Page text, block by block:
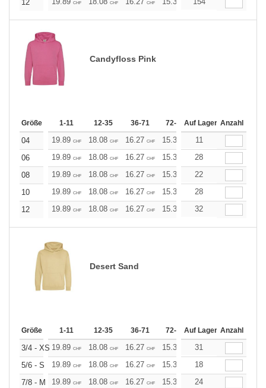
12
CHF CHF CHF
Candyfloss Pink
Größe 1-11 12-35 36-71 72-143 144-287 288 +
Auf Lager Anzahl
04 19.89 CHF 18.08 CHF 16.27 CHF 15.37 14.46
11
06
19.89 CHF 18.08 CHF 16.27 CHF 15.37 14.46
28
08
19.89 CHF 18.08 CHF 16.27 CHF 15.37 14.46
22
10
19.89 CHF 18.08 CHF 16.27 CHF 15.37 14.46
28
12
19.89 CHF 18.08 CHF 16.27 CHF 15.37 14.46
32
Desert Sand
Größe 1-11 12-35 36-71 72-143 144-287 288 +
Auf Lager Anzahl
3/4 - XS 19.89 CHF 18.08 CHF 16.27 CHF 15.37 14.46
31
5/6 - S
19.89 CHF 18.08 CHF 16.27 CHF 15.37 14.46
18
7/8 - M
19.89 CHF 18.08 CHF 16.27 CHF 15.37 14.46
24